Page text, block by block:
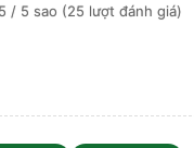
5 / 5 sao (25 lượt đánh giá)